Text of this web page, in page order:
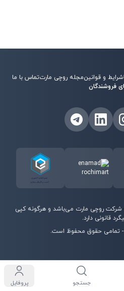
شرایط و قوانینمجله روچی مارتتماس با ما
فروشندگان
روچی مارت می‌باشد و هرگونه کپی
قانونی دارد.
- تمامی حقوق محفوظ است.
جستجو پروفایل